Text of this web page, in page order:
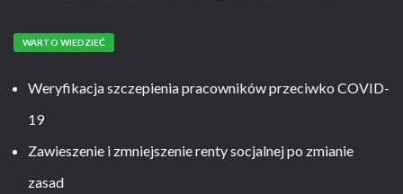
WARTO WIEDZIEĆ
Weryfikacja szczepienia pracowników przeciwko COVID-
19
Zawieszenie i zmniejszenie renty socjalnej po zmianie
zasad